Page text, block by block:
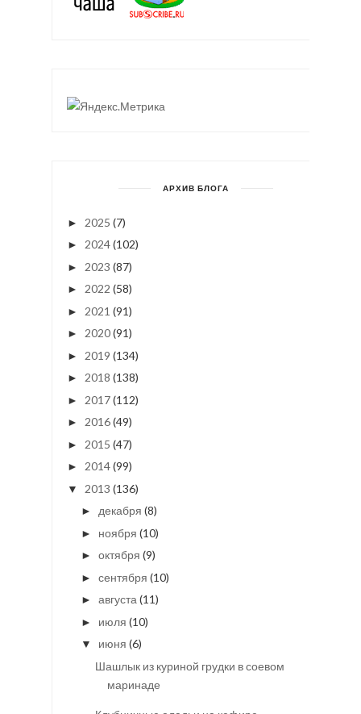
АРХИВ БЛОГА
► 2025 (7)
► 2024(102)
► 2023 (87)
► 2022 (58)
► 2021 (91)
► 2020(91)
► 2019 (134)
► 2018 (138)
► 2017(112)
► 2016(49)
► 2015 (47)
► 2014(99)
▼ 2013 (136)
► декабря (8)
► ноября (10)
► октября (9)
► сентября (10)
► августа (11)
► июля (10)
▼ июня (6)
Шашлык из куриной грудки в соевом
маринаде